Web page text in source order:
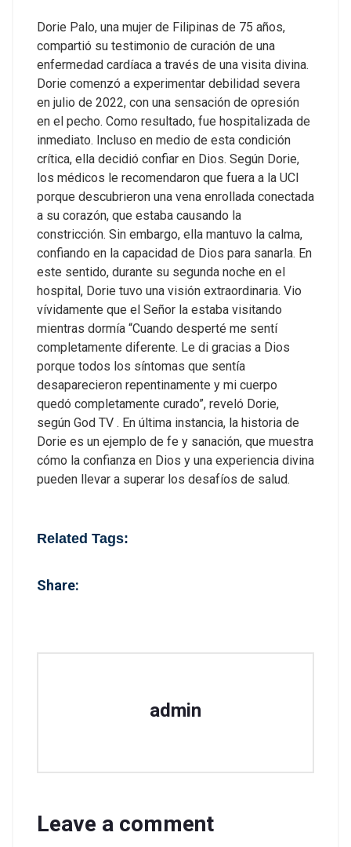
Dorie Palo, una mujer de Filipinas de 75 años,
compartió su testimonio de curación de una
enfermedad cardíaca a través de una visita divina.
Dorie comenzó a experimentar debilidad severa
en julio de 2022, con una sensación de opresión
en el pecho. Como resultado, fue hospitalizada de
inmediato. Incluso en medio de esta condición
crítica, ella decidió confiar en Dios. Según Dorie,
los médicos le recomendaron que fuera a la UCI
porque descubrieron una vena enrollada conectada
a su corazón, que estaba causando la
constricción. Sin embargo, ella mantuvo la calma,
confiando en la capacidad de Dios para sanarla. En
este sentido, durante su segunda noche en el
hospital, Dorie tuvo una visión extraordinaria. Vio
vívidamente que el Señor la estaba visitando
mientras dormía “Cuando desperté me sentí
completamente diferente. Le di gracias a Dios
porque todos los síntomas que sentía
desaparecieron repentinamente y mi cuerpo
quedó completamente curado”, reveló Dorie,
según God TV . En última instancia, la historia de
Dorie es un ejemplo de fe y sanación, que muestra
cómo la confianza en Dios y una experiencia divina
pueden llevar a superar los desafíos de salud.
Related Tags:
Share:
admin
Leave a comment